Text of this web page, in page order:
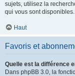
sujets, utilisez la
qui vous sont disponibles.
Haut
Favoris et
Quelle est la différence
Dans phpBB 3.0, la